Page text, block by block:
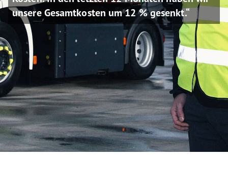
unsere Gesamtkosten um 12 % gesenkt.“